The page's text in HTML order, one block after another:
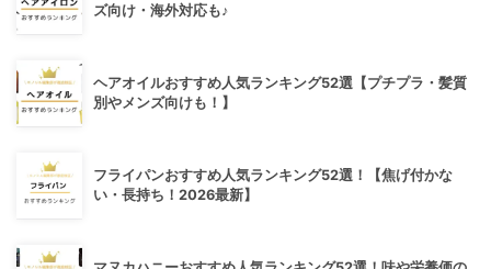
ズ向け・海外対応も♪
ヘアオイルおすすめ人気ランキング52選【プチプラ・髪質
別やメンズ向けも！】
フライパンおすすめ人気ランキング52選！【焦げ付かな
い・長持ち！2026最新】